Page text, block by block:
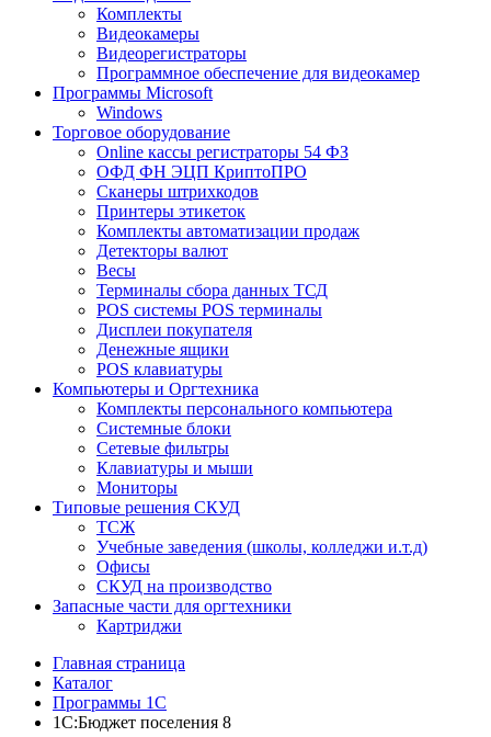
Комплекты
Видеокамеры
Видеорегистраторы
Программное обеспечение для видеокамер
Программы Microsoft
Windows
Торговое оборудование
Online кассы регистраторы 54 ФЗ
ОФД ФН ЭЦП КриптоПРО
Сканеры штрихкодов
Принтеры этикеток
Комплекты автоматизации продаж
Детекторы валют
Весы
Терминалы сбора данных ТСД
POS системы POS терминалы
Дисплеи покупателя
Денежные ящики
POS клавиатуры
Компьютеры и Оргтехника
Комплекты персонального компьютера
Системные блоки
Сетевые фильтры
Клавиатуры и мыши
Мониторы
Типовые решения СКУД
ТСЖ
Учебные заведения (школы, колледжи и.т.д)
Офисы
СКУД на производство
Запасные части для оргтехники
Картриджи
Главная страница
Каталог
Программы 1С
1С:Бюджет поселения 8